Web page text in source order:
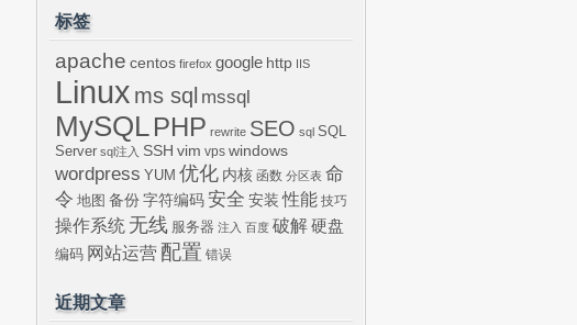
标签
apache centos firefox google http IIS
Linux ms sql mssql
MySQLPHP rewrite SEO sql SQL
Server sql注入 SSH vim vps windows
wordpress YUM 优化 内核 函数 分区表 命
令 地图 备份 字符编码 安全 安装 性能 技巧
操作系统 无线 服务器 注入 百度 破解硬盘
编码 网站运营 配置 错误
近期文章